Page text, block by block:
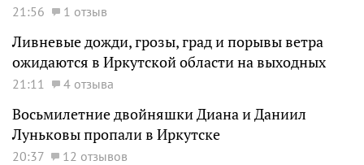
21:56 1 отзыв
Ливневые дожди, грозы, град и порывы ветра
ожидаются в Иркутской области на выходных
21:11 4 отзыва
Восьмилетние двойняшки Диана и Даниил
Луньковы пропали в Иркутске
20:37 12 отзывов